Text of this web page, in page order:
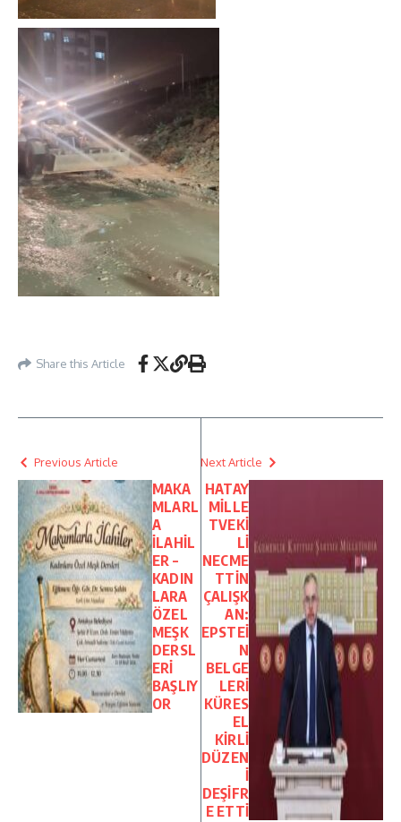
Share this Article
Previous Article
MAKA
MLARL
A
İLAHİL
ER –
KADIN
LARA
ÖZEL
MEŞK
DERSL
ERİ
BAŞLIY
OR
Next Article
HATAY
MİLLE
TVEKİ
Lİ
NECME
TTİN
ÇALIŞK
AN:
EPSTEİ
N
BELGE
LERİ
KÜRES
EL
KİRLİ
DÜZEN
İ
DEŞİFR
E ETTİ